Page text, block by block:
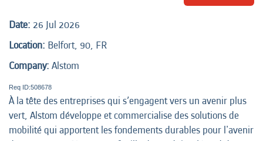
Date: 26 Jul 2026
Location: Belfort, 90, FR
Company: Alstom
Req ID:508678
À la tête des entreprises qui s’engagent vers un avenir plus
vert, Alstom développe et commercialise des solutions de
mobilité qui apportent les fondements durables pour l'avenir